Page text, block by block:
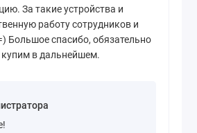
За такие устройства и
работу сотрудников и
Большое спасибо, обязательно
в дальнейшем.